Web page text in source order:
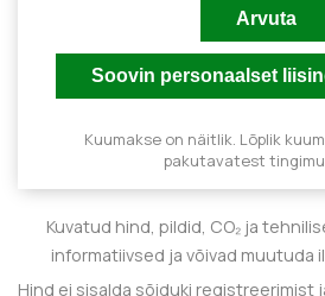
Kuumakse on näitlik. Lõplik
pakutavatest
Kuvatud hind, pildid, CO₂ ja
informatiivsed ja võivad muutuda
Hind ei sisalda sõiduki registreerimist